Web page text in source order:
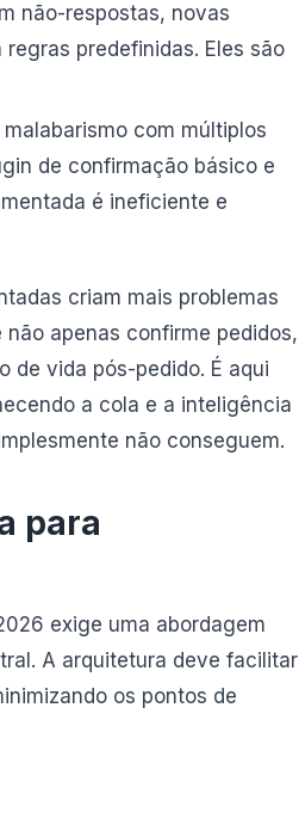
não-respostas, novas
predefinidas. Eles são
com múltiplos
de confirmação básico e
é ineficiente e
criam mais problemas
apenas confirme pedidos,
de vida pós-pedido. É aqui
a cola e a inteligência
não conseguem.
para
exige uma abordagem
A arquitetura deve facilitar
os pontos de